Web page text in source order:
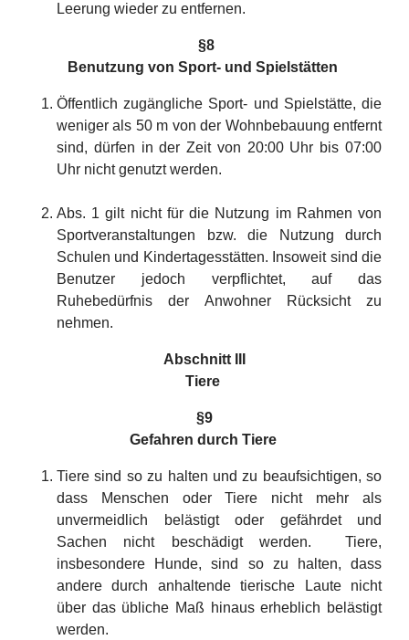
Leerung wieder zu entfernen.
§8
Benutzung von Sport- und Spielstätten
Öffentlich zugängliche Sport- und Spielstätte, die
weniger als 50 m von der Wohnbebauung entfernt
sind, dürfen in der Zeit von 20:00 Uhr bis 07:00
Uhr nicht genutzt werden.
Abs. 1 gilt nicht für die Nutzung im Rahmen von
Sportveranstaltungen bzw. die Nutzung durch
Schulen und Kindertagesstätten. Insoweit sind die
Benutzer jedoch verpflichtet, auf das
Ruhebedürfnis der Anwohner Rücksicht zu
nehmen.
Abschnitt III
Tiere
§9
Gefahren durch Tiere
Tiere sind so zu halten und zu beaufsichtigen, so
dass Menschen oder Tiere nicht mehr als
unvermeidlich belästigt oder gefährdet und
Sachen nicht beschädigt werden. Tiere,
insbesondere Hunde, sind so zu halten, dass
andere durch anhaltende tierische Laute nicht
über das übliche Maß hinaus erheblich belästigt
werden.